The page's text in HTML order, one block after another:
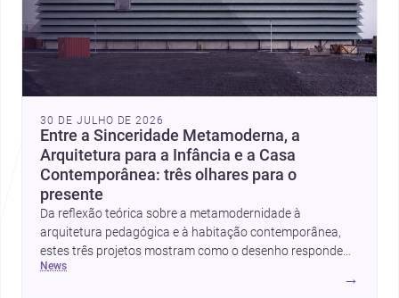
30 DE JULHO DE 2026
Entre a Sinceridade Metamoderna, a
Arquitetura para a Infância e a Casa
Contemporânea: três olhares para o
presente
Da reflexão teórica sobre a metamodernidade à
arquitetura pedagógica e à habitação contemporânea,
estes três projetos mostram como o desenho responde
hoje a emoção, uso e contexto. Para arquitetos, são
pistas valiosas sobre como criar espaços mais humanos,
news
→